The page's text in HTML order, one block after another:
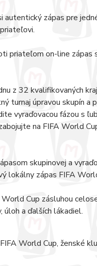
zápas pre
priateľom on-line zápas
z 32 kvalifikovaných
turnaj úpravou skupín a
vyraďovacou fázou s
na FIFA World
skupinovej a
lokálny zápas FIFA
Cup zásluhou
úloh a ďalších lákadiel.
World Cup, ženské